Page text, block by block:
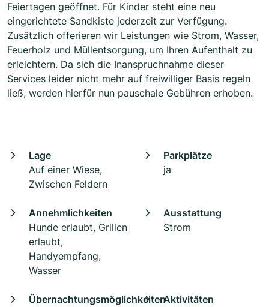
Feiertagen geöffnet. Für Kinder steht eine neu
eingerichtete Sandkiste jederzeit zur Verfügung.
Zusätzlich offerieren wir Leistungen wie Strom, Wasser,
Feuerholz und Müllentsorgung, um Ihren Aufenthalt zu
erleichtern. Da sich die Inanspruchnahme dieser
Services leider nicht mehr auf freiwilliger Basis regeln
ließ, werden hierfür nun pauschale Gebühren erhoben.
Lage
Auf einer Wiese,
Zwischen Feldern
Parkplätze
ja
Annehmlichkeiten
Hunde erlaubt, Grillen
erlaubt,
Handyempfang,
Wasser
Ausstattung
Strom
ÜbernachtungsmöglichkeitenAktivitäten